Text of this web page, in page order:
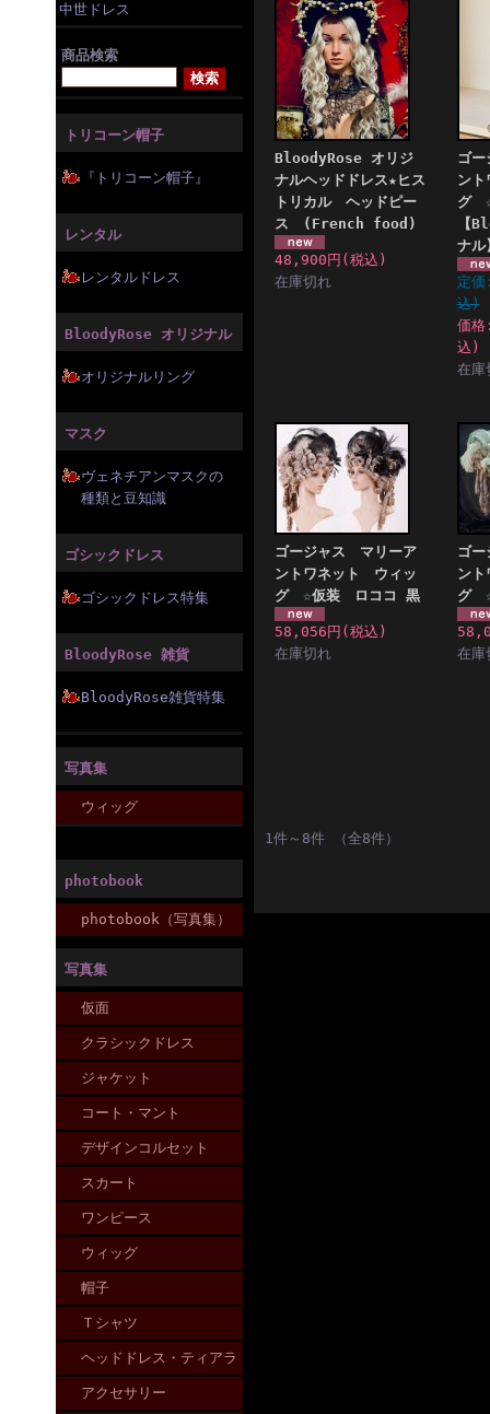
中世ドレス
商品検索
トリコーン帽子
『トリコーン帽子』
レンタル
レンタルドレス
BloodyRose オリジナル
オリジナルリング
マスク
ヴェネチアンマスクの
種類と豆知識
ゴシックドレス
ゴシックドレス特集
BloodyRose 雑貨
BloodyRose雑貨特集
写真集
ウィッグ
photobook
photobook（写真集）
写真集
仮面
クラシックドレス
ジャケット
コート・マント
デザインコルセット
スカート
ワンピース
ウィッグ
帽子
Ｔシャツ
ヘッドドレス・ティアラ
アクセサリー
BloodyRose オリジ
ナルヘッドドレス★ヒス
トリカル ヘッドピー
ス (French food)
48,900円 (税込)
在庫切れ
ゴ
ン
グ
【
ナル
定
込)
価
込)
在庫
ゴージャス マリーア
ントワネット ウィッ
グ ☆仮装 ロココ 黒
58,056円 (税込)
在庫切れ
ゴ
ン
グ
在庫
1件～8件 （全8件）